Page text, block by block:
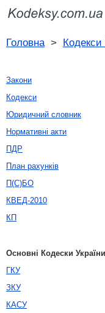
Головна> Кодекси
Закони
Кодекси
Юридичний словник
Нормативні акти
ПДР
План рахунків
П(С)БО
КВЕД-2010
КП
Основні Кодески України
ГКУ
ЗКУ
КАСУ